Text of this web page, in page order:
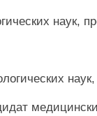
наук,